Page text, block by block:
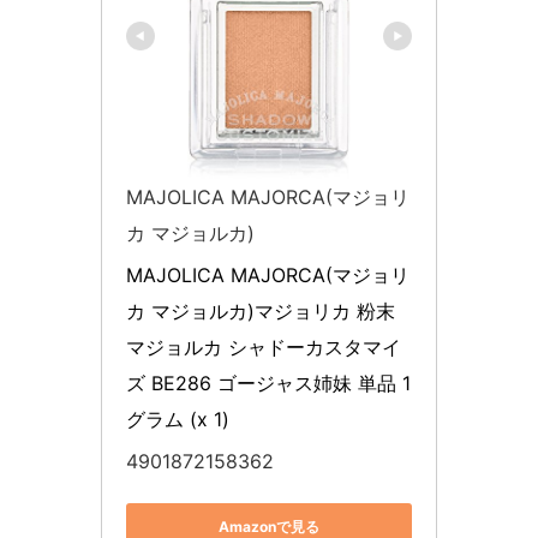
MAJOLICA MAJORCA(マジョリ
カ マジョルカ)
MAJOLICA MAJORCA(マジョリ
カ マジョルカ)マジョリカ 粉末
マジョルカ シャドーカスタマイ
ズ BE286 ゴージャス姉妹 単品 1
グラム (x 1)
4901872158362
Amazonで見る